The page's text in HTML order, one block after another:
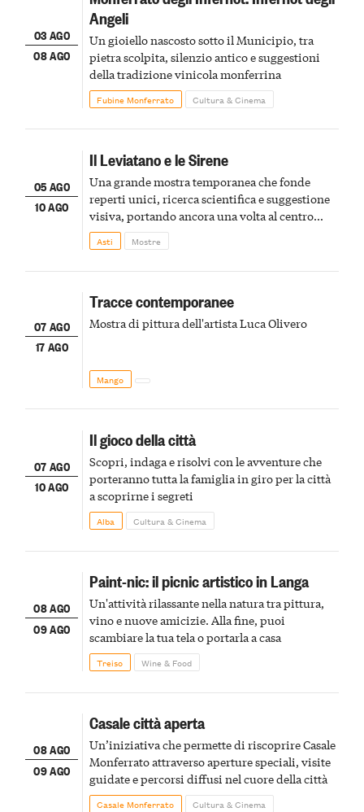
03 AGO
08 AGO
Angeli
Un gioiello nascosto sotto il Municipio, tra
pietra scolpita, silenzio antico e suggestioni
della tradizione vinicola monferrina
Fubine Monferrato Cultura & Cinema
05 AGO
10 AGO
Il Leviatano e le Sirene
Una grande mostra temporanea che fonde
reperti unici, ricerca scientifica e suggestione
visiva, portando ancora una volta al centro
della scena le meraviglie del passato astigiano
Asti Mostre
07 AGO
17 AGO
Tracce contemporanee
Mostra di pittura dell'artista Luca Olivero
Mango
07 AGO
10 AGO
Il gioco della città
Scopri, indaga e risolvi con le avventure che
porteranno tutta la famiglia in giro per la città
a scoprirne i segreti
Alba Cultura & Cinema
08 AGO
09 AGO
Paint-nic: il picnic artistico in Langa
Un'attività rilassante nella natura tra pittura,
vino e nuove amicizie. Alla fine, puoi
scambiare la tua tela o portarla a casa
Treiso Wine & Food
08 AGO
09 AGO
Casale città aperta
Un’iniziativa che permette di riscoprire Casale
Monferrato attraverso aperture speciali, visite
guidate e percorsi diffusi nel cuore della città
Casale Monferrato Cultura & Cinema